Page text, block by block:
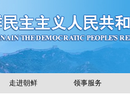
走进朝鲜 领事服务